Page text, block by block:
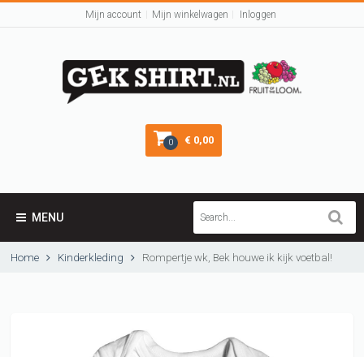
Mijn account Mijn winkelwagen Inloggen
0 € 0,00
MENU
Home Kinderkleding Rompertje wk, Bek houwe ik kijk voetbal!